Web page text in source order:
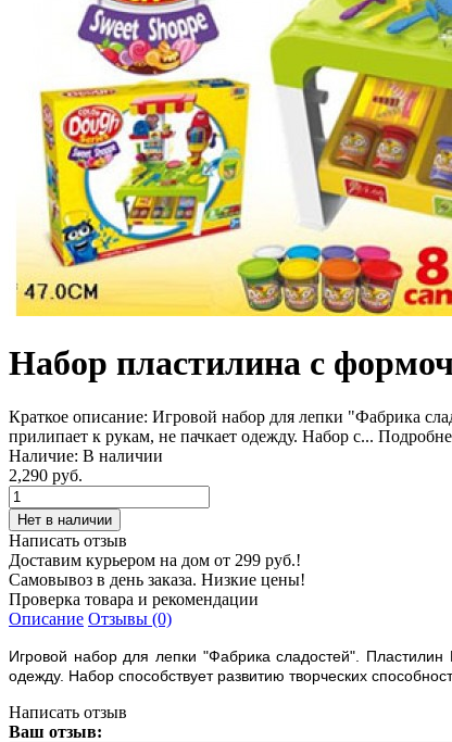
Набор пластилина с
Краткое описание: Игровой набор для лепки "Фабрика
прилипает к рукам, не пачкает одежду. Набор с...
Наличие: В наличии
2,290 руб.
Написать отзыв
Доставим курьером на дом от 299 руб.!
Самовывоз в день заказа. Низкие цены!
Проверка товара и рекомендации
Описание Отзывы (0)
Игровой набор для лепки "Фабрика сладостей".
одежду. Набор способствует развитию творческих
Написать отзыв
Ваш отзыв: